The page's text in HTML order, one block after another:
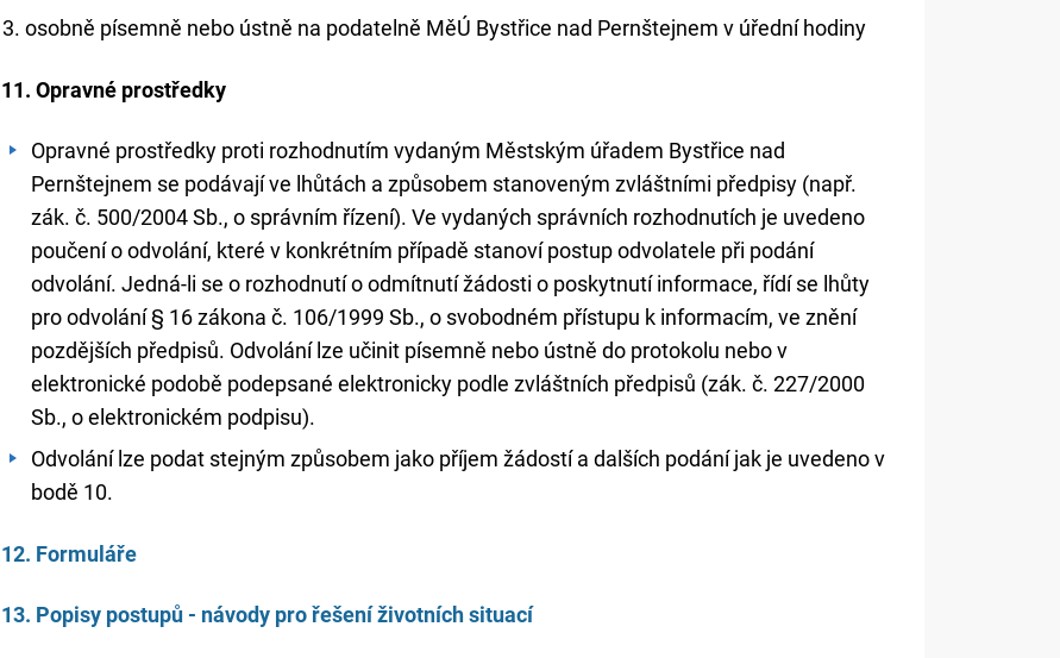
osobně písemně nebo ústně na podatelně MěÚ Bystřice nad Pernštejnem v úřední hodiny
11. Opravné prostředky
Opravné prostředky proti rozhodnutím vydaným Městským úřadem Bystřice nad
Pernštejnem se podávají ve lhůtách a způsobem stanoveným zvláštními předpisy (např.
zák. č. 500/2004 Sb., o správním řízení). Ve vydaných správních rozhodnutích je uvedeno
poučení o odvolání, které v konkrétním případě stanoví postup odvolatele při podání
odvolání. Jedná-li se o rozhodnutí o odmítnutí žádosti o poskytnutí informace, řídí se lhůty
pro odvolání § 16 zákona č. 106/1999 Sb., o svobodném přístupu k informacím, ve znění
pozdějších předpisů. Odvolání lze učinit písemně nebo ústně do protokolu nebo v
elektronické podobě podepsané elektronicky podle zvláštních předpisů (zák. č. 227/2000
Sb., o elektronickém podpisu).
Odvolání lze podat stejným způsobem jako příjem žádostí a dalších podání jak je uvedeno v
bodě 10.
12. Formuláře
13. Popisy postupů - návody pro řešení životních situací